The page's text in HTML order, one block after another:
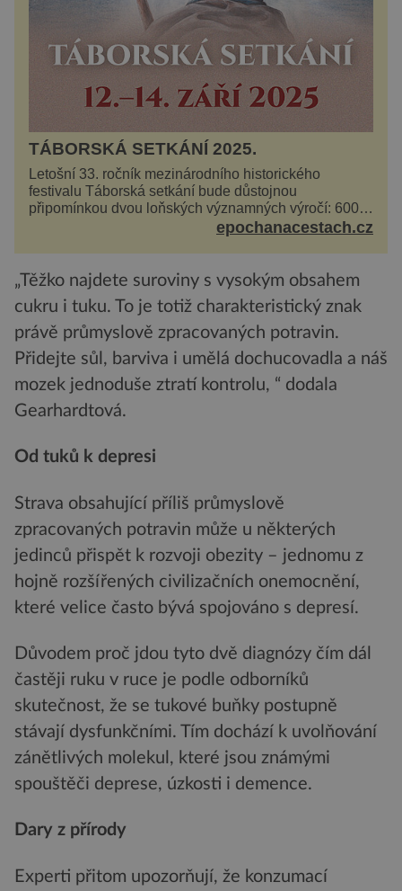
TÁBORSKÁ SETKÁNÍ 2025.
Letošní 33. ročník mezinárodního historického
festivalu Táborská setkání bude důstojnou
připomínkou dvou loňských významných výročí: 600
let od úmrtí nikdy v poli neporaženého hejtmana Jana
epochanacestach.cz
„Těžko najdete suroviny s vysokým obsahem
cukru i tuku. To je totiž charakteristický znak
právě průmyslově zpracovaných potravin.
Přidejte sůl, barviva i umělá dochucovadla a náš
mozek jednoduše ztratí kontrolu, “ dodala
Gearhardtová.
Od tuků k depresi
Strava obsahující příliš průmyslově
zpracovaných potravin může u některých
jedinců přispět k rozvoji obezity – jednomu z
hojně rozšířených civilizačních onemocnění,
které velice často bývá spojováno s depresí.
Důvodem proč jdou tyto dvě diagnózy čím dál
častěji ruku v ruce je podle odborníků
skutečnost, že se tukové buňky postupně
stávají dysfunkčními. Tím dochází k uvolňování
zánětlivých molekul, které jsou známými
spouštěči deprese, úzkosti i demence.
Dary z přírody
Experti přitom upozorňují, že konzumací